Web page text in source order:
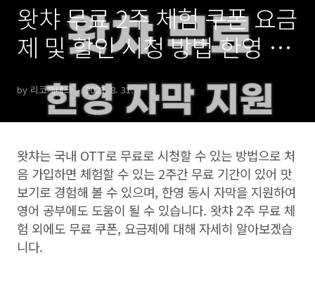
왓챠 무료 2주 체험 쿠폰 요금
제 및 할인 시청 방법 한영 동
시 자막
by 리코재테크 2023. 8. 31.
왓챠는 국내 OTT로 무료로 시청할 수 있는 방법으로 처
음 가입하면 체험할 수 있는 2주간 무료 기간이 있어 맛
보기로 경험해 볼 수 있으며, 한영 동시 자막을 지원하여
영어 공부에도 도움이 될 수 있습니다. 왓챠2주 무료 체
험 외에도 무료 쿠폰, 요금제에 대해 자세히 알아보겠습
니다.